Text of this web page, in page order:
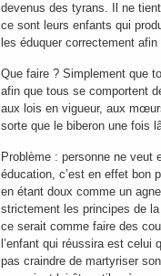
devenus des tyrans. Il ne tient
ce sont leurs enfants qui
les éduquer correctement
Que faire ? Simplement que
afin que tous se comportent
aux lois en vigueur, aux
sorte que le biberon une fois
Problème : personne ne veut
éducation, c’est en effet bon
en étant doux comme un
strictement les principes de
ce serait comme faire des
l’enfant qui réussira est celui
pas craindre de martyriser